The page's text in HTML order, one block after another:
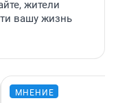
жители
вашу жизнь
МНЕНИЕ